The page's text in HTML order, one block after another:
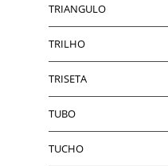
TRIANGULO
TRILHO
TRISETA
TUBO
TUCHO